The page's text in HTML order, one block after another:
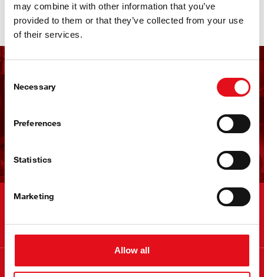
may combine it with other information that you’ve
provided to them or that they’ve collected from your use
of their services.
Consent
Selection
Necessary
Preferences
Statistics
Marketing
Allow all
Ricevi la newsletter di